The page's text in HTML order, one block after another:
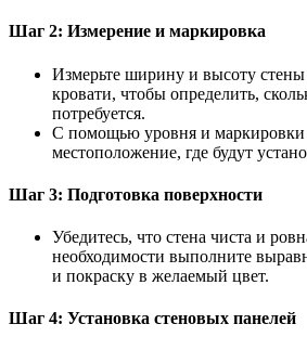
Шаг 2: Измерение и маркировка
Измерьте ширину и высоту стены
кровати, чтобы определить,
потребуется.
С помощью уровня и маркировки
местоположение, где будут
Шаг 3: Подготовка поверхности
Убедитесь, что стена чиста и
необходимости выполните
и покраску в желаемый цвет.
Шаг 4: Установка стеновых панелей